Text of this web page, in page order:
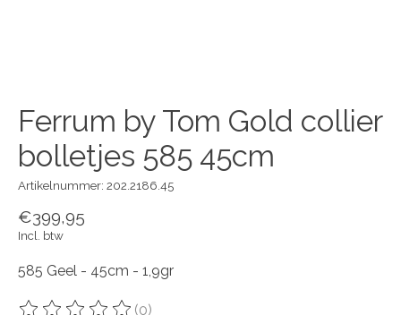
Ferrum by Tom Gold collier
bolletjes 585 45cm
Artikelnummer: 202.2186.45
€399,95
Incl. btw
585 Geel - 45cm - 1,9gr
(0)